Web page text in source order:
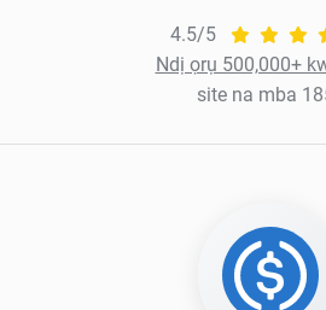
4.5/5
Ndị ọrụ 500,000+
site na mba